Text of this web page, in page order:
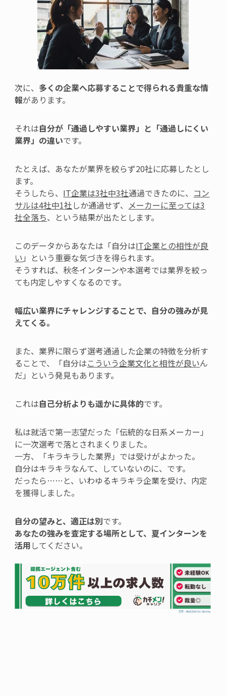
次に、 多くの企業へ応募することで得られる貴重な情
報があります。
それは自分が「通過しやすい業界」と「通過しにくい
業界」の違いです。
たとえば、あなたが業界を絞らず20社に応募したとし
ます。
そうしたら、 IT企業は3社中3社通過できたのに、 コン
サルは4社中1社 しか通過せず、 メーカーに至っては3
社全落ち、という結果が出たとします。
このデータからあなたは「自分はIT企業との相性が良
い 」という重要な気づきを得られます。
そうすれば、秋冬インターンや本選考では業界を絞っ
ても内定しやすくなるのです。
幅広い業界にチャレンジすることで、自分の強みが見
えてくる。
また、業界に限らず選考通過した企業の特徴を分析す
ることで、
「自分はこういう企業文化と相性が良いん
だ」という発見もあります。
これは自己分析よりも遥かに具体的です。
私は就活で第一志望だった「伝統的な日系メーカー」
に一次選考で落とされまくりました。
一方、「キラキラした業界」では受けがよかった。
自分はキラキラなんて、していないのに、です。
だったら……と、いわゆるキラキラ企業を受け、内定
を獲得しました。
自分の望みと、適正は別です。
あなたの強みを査定する場所として、夏インターンを
活用 してください。